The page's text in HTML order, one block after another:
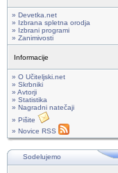
» Devetka.net
» Izbrana spletna orodja
» Izbrani programi
» Zanimivosti
Informacije
» O Učiteljski.net
» Skrbniki
» Avtorji
» Statistika
» Nagradni natečaji
» Pišite
» Novice RSS
Sodelujemo